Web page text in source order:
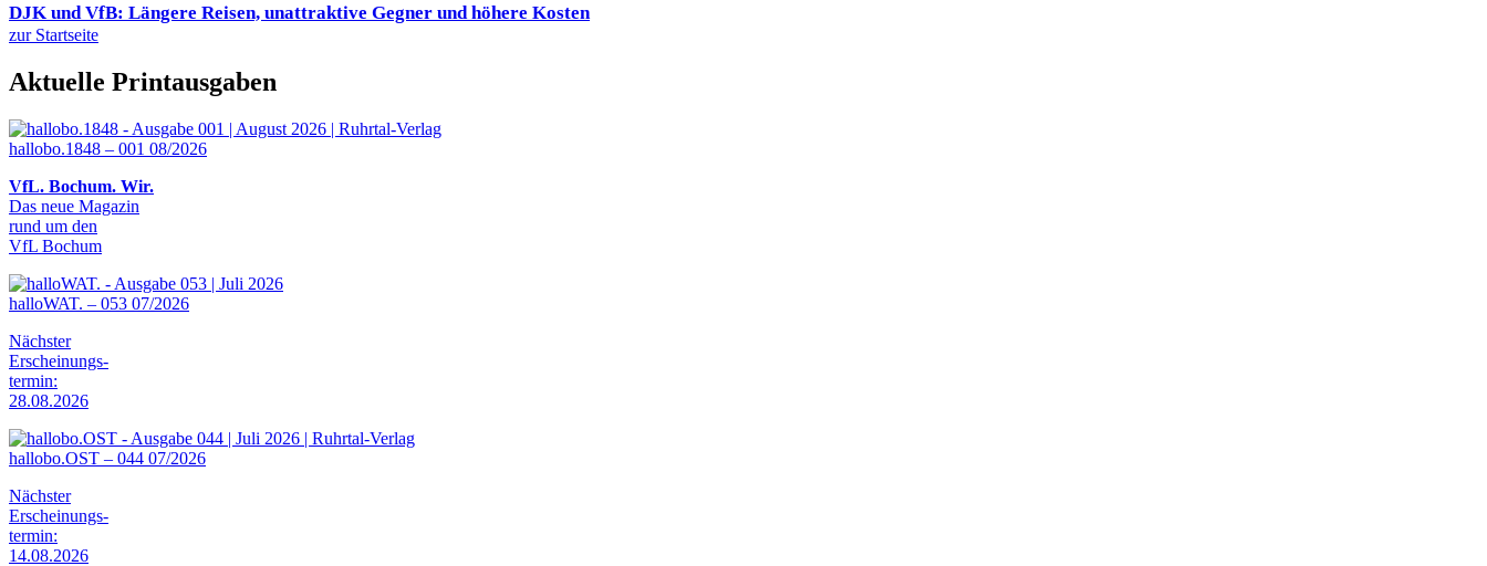
DJK und VfB: Längere Reisen, unattraktive Gegner und höhere Kosten
zur Startseite
Aktuelle Printausgaben
hallobo.1848 – 001 08/2026
VfL. Bochum. Wir.
Das neue Magazin
rund um den
VfL Bochum
halloWAT. – 053 07/2026
Nächster
Erscheinungs-
termin:
28.08.2026
hallobo.OST – 044 07/2026
Nächster
Erscheinungs-
termin:
14.08.2026